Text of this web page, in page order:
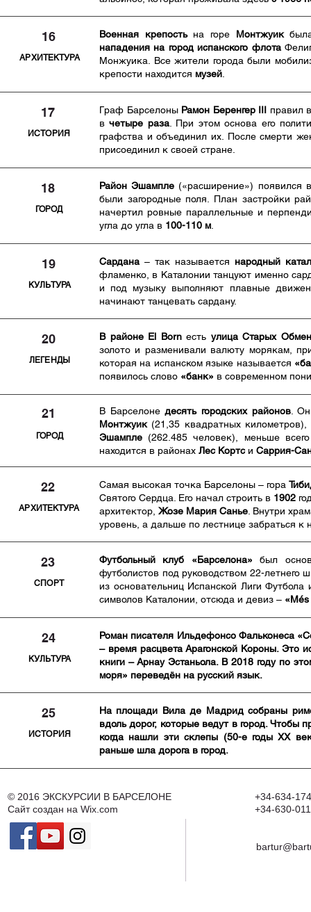
16
АРХИТЕКТУРА
Военная крепостьна горе Монтжуик
нападения на город испанского флота
Монжуика. Все жители города были
крепости находится музей
17
ИСТОРИЯ
Граф Барселоны Рамон Беренгер III правил
вчетыре раза. При этом основа его
графства и объединил их. После смерти
присоединил к своей стране.
18
ГОРОД
Район Эшампле («расширение») появился
были загородные поля. План застройки
начертил ровные параллельные и
угла до угла в 100-110 м
19
КУЛЬТУРА
Сардана – так называется народный
фламенко, в Каталонии танцуют именно
и под музыку выполняют плавные
начинают танцевать сардану.
20
ЛЕГЕНДЫ
В районе El Bornесть улица Старых
золото и разменивали валюту морякам,
которая на испанском языке называется
появилось слово «банк» в современном
21
ГОРОД
В Барселонедесять городских районов.
Монтжуик(21,35 квадратных километров),
Эшампле (262.485 человек), меньше
находится в районах Лес Кортси Саррия-
22
АРХИТЕКТУРА
Самая высокая точка Барселоны – гора
Святого Сердца. Его начал строить в 1902
архитектор, Жозе Мария Санье . Внутри
уровень, а дальше по лестнице забраться к
23
СПОРТ
Футбольный клуб «Барселона» был
футболистов под руководством 22-летнего
из основательниц Испанской Лиги
символов Каталонии, отсюда и девиз –
24
КУЛЬТУРА
Роман писателя Ильдефонсо Фальконеса
– время расцвета Арагонской Короны. Это
книги – Арнау Эстаньола. В 2018 году по
моря» переведён на русский язык.
25
ИСТОРИЯ
На площади Вила де Мадрид собраны
вдоль дорог, которые ведут в город. Чтобы
когда нашли эти склепы (50-е годы XX
раньше шла дорога в город.
© 2016 ЭКСКУРСИИ В БАРСЕЛОНЕ
Сайт создан на Wix.com
+34-634-
+34-630-